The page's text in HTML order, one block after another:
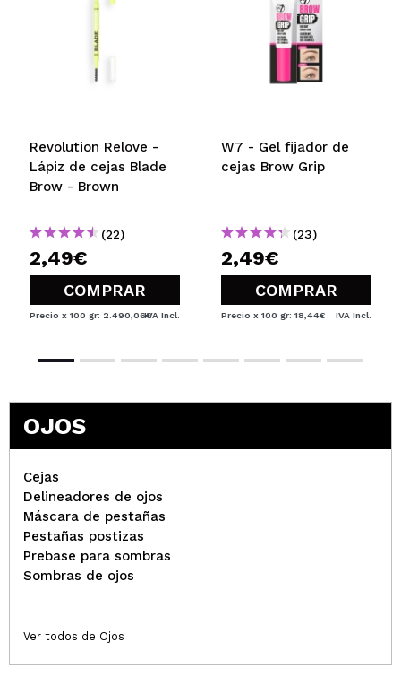
hidrata las cejas.
|
verificada
Responder
Bárbara
Me está gustando mucho este serum para las cejas.
Me lo aplico por las noches y de vedad que es una
¿Recomendarías su compra?
Si
Útil
Revolution Relove -
Lápiz de cejas Blade
Brow - Brown
(22)
2,49€
COMPRAR
Precio x 100 gr: 2.490,06€IVA Incl.
W7 - Gel fijador de
cejas Brow Grip
(23)
2,49€
COMPRAR
Precio x 100 gr: 18,44€ IVA Incl.
OJOS
Cejas
Delineadores de ojos
Máscara de pestañas
Pestañas postizas
Prebase para sombras
Sombras de ojos
Ver todos de Ojos